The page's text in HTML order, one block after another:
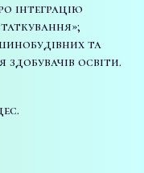
інтеграцію
та
освіти.